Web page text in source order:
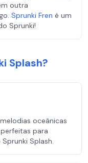
outra
Sprunki Fren é um
Sprunki!
Splash?
oceânicas
para
Splash.